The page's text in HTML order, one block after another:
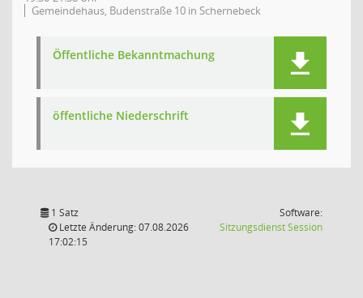
Gemeindehaus, Budenstraße 10 in Schernebeck
Öffentliche Bekanntmachung
öffentliche Niederschrift
1 Satz
Letzte Änderung: 07.08.2026
17:02:15
Software:
SitzungsdienstSession(Wird in